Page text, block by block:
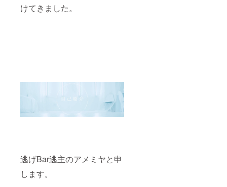
けてきました。
逃げBar逃主のアメミヤと申
します。